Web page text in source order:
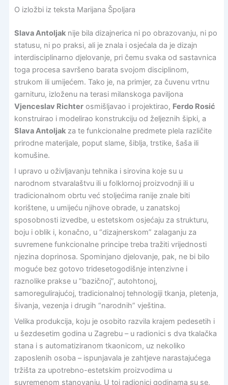
O izložbi iz teksta Marijana Špoljara
Slava Antoljaknije bila dizajnerica ni po obrazovanju, ni po
statusu, ni po praksi, ali je znala i osjećala da je dizajn
interdisciplinarno djelovanje, pri čemu svaka od sastavnica
toga procesa savršeno barata svojom disciplinom,
strukom ili umijećem. Tako je, na primjer, za čuvenu vrtnu
garnituru, izloženu na terasi milanskoga paviljona
Vjenceslav Richterosmišljavao i projektirao, Ferdo Rosić
konstruirao i modelirao konstrukciju od željeznih šipki, a
Slava Antoljakza te funkcionalne predmete plela različite
prirodne materijale, poput slame, šiblja, trstike, šaša ili
komušine.
I upravo u oživljavanju tehnika i sirovina koje su u
narodnom stvaralaštvu ili u folklornoj proizvodnji ili u
tradicionalnom obrtu već stoljećima ranije znale biti
korištene, u umijeću njihove obrade, u zanatskoj
sposobnosti izvedbe, u estetskom osjećaju za strukturu,
boju i oblik i, konačno, u “dizajnerskom” zalaganju za
suvremene funkcionalne principe treba tražiti vrijednosti
njezina doprinosa. Spominjano djelovanje, pak, ne bi bilo
moguće bez gotovo tridesetogodišnje intenzivne i
raznolike prakse u “bazičnoj”, autohtonoj,
samoregulirajućoj, tradicionalnoj tehnologiji tkanja, pletenja,
šivanja, vezenja i drugih “narodnih” vještina.
Velika produkcija, koju je osobito razvila krajem pedesetih i
u šezdesetim godina u Zagrebu – u radionici s dva tkalačka
stana i s automatiziranom tkaonicom, uz nekoliko
zaposlenih osoba – ispunjavala je zahtjeve narastajućega
tržišta za upotrebno-estetskim proizvodima u
suvremenom stanovanju. U toj radionici godinama su se,